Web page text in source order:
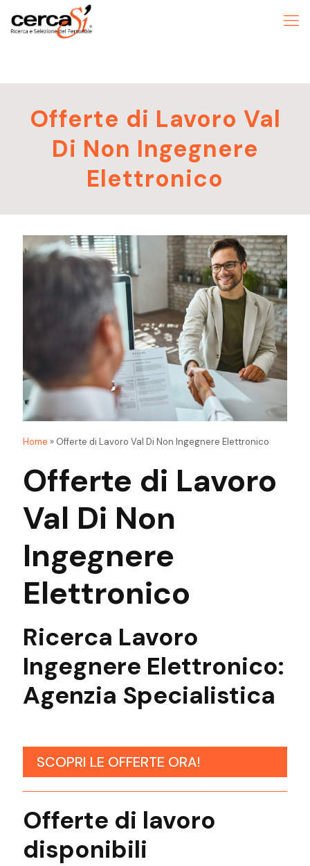
Offerte di Lavoro Val
Di Non Ingegnere
Elettronico
Home » Offerte di Lavoro Val Di Non Ingegnere Elettronico
Offerte di Lavoro
Val Di Non
Ingegnere
Elettronico
Ricerca Lavoro
Ingegnere Elettronico:
Agenzia Specialistica
SCOPRI LE OFFERTE ORA!
Offerte di lavoro
disponibili